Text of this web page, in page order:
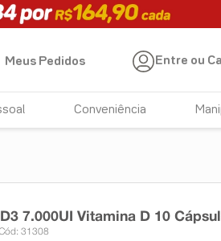
Meus Pedidos Entre ou
Conveniência
7.000UI Vitamina D 10
31308